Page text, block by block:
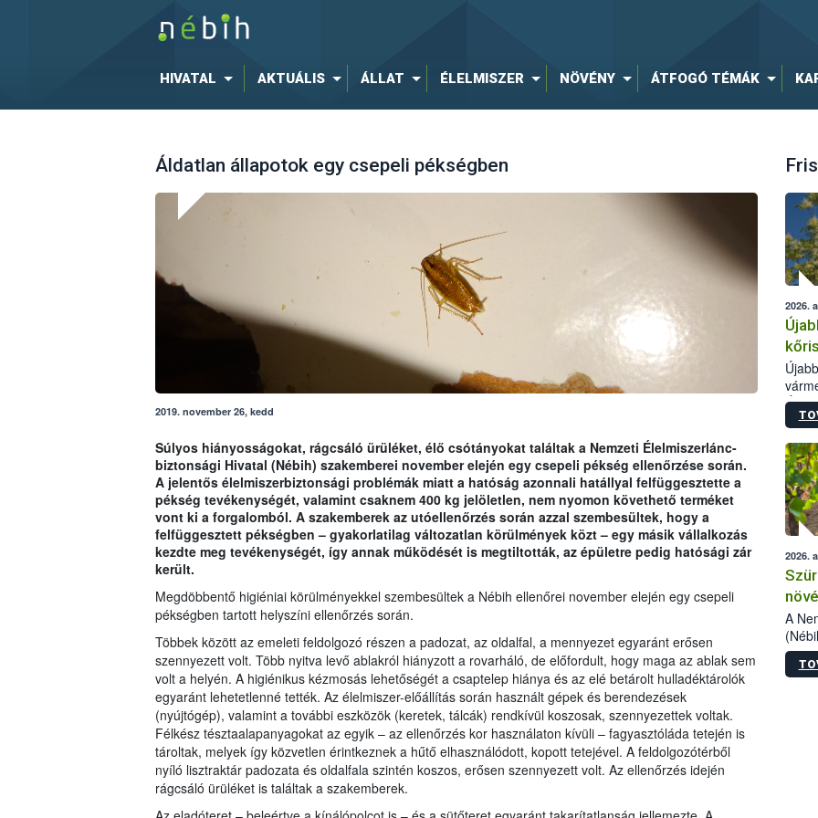
HIVATAL AKTUÁLIS ÁLLAT ÉLELMISZER NÖVÉNY ÁTFOGÓ TÉMÁK
Áldatlan állapotok egy csepeli pékségben
2019. november 26, kedd
Súlyos hiányosságokat, rágcsáló ürüléket, élő csótányokat találtak a Nemzeti Élelmiszerlánc-
biztonsági Hivatal (Nébih) szakemberei november elején egy csepeli pékség ellenőrzése során.
A jelentős élelmiszerbiztonsági problémák miatt a hatóság azonnali hatállyal felfüggesztette a
pékség tevékenységét, valamint csaknem 400 kg jelöletlen, nem nyomon követhető terméket
vont ki a forgalomból. A szakemberek az utóellenőrzés során azzal szembesültek, hogy a
felfüggesztett pékségben – gyakorlatilag változatlan körülmények közt – egy másik vállalkozás
kezdte meg tevékenységét, így annak működését is megtiltották, az épületre pedig hatósági zár
került.
Megdöbbentő higiéniai körülményekkel szembesültek a Nébih ellenőrei november elején egy csepeli
pékségben tartott helyszíni ellenőrzés során.
Többek között az emeleti feldolgozó részen a padozat, az oldalfal, a mennyezet egyaránt erősen
szennyezett volt. Több nyitva levő ablakról hiányzott a rovarháló, de előfordult, hogy maga az ablak sem
volt a helyén. A higiénikus kézmosás lehetőségét a csaptelep hiánya és az elé betárolt hulladéktárolók
egyaránt lehetetlenné tették. Az élelmiszer-előállítás során használt gépek és berendezések
(nyújtógép), valamint a további eszközök (keretek, tálcák) rendkívül koszosak, szennyezettek voltak.
Félkész tésztaalapanyagokat az egyik – az ellenőrzés kor használaton kívüli – fagyasztóláda tetején is
tároltak, melyek így közvetlen érintkeznek a hűtő elhasználódott, kopott tetejével. A feldolgozótérből
nyíló lisztraktár padozata és oldalfala szintén koszos, erősen szennyezett volt. Az ellenőrzés idején
rágcsáló ürüléket is találtak a szakemberek.
2026.
2026.
A